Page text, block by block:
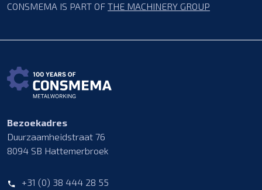
CONSMEMA IS PART OF THE MACHINERY GROUP
Bezoekadres
Duurzaamheidstraat 76
8094 SB Hattemerbroek
+31 (0) 38 444 28 55